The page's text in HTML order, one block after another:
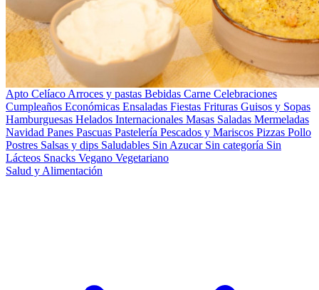
Apto Celíaco Arroces y pastas Bebidas Carne Celebraciones
Cumpleaños Económicas Ensaladas Fiestas Frituras Guisos y Sopas
Hamburguesas Helados Internacionales Masas Saladas Mermeladas
Navidad Panes Pascuas Pastelería Pescados y Mariscos Pizzas Pollo
Postres Salsas y dips Saludables Sin Azucar Sin categoría Sin
Lácteos Snacks Vegano Vegetariano
Salud y Alimentación